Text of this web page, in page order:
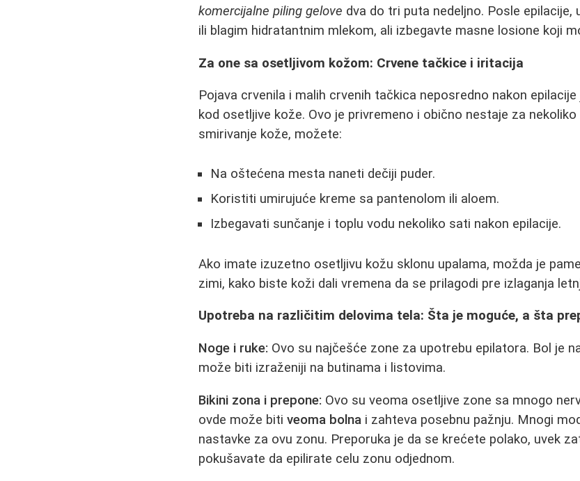
komercijalne piling gelove dva do tri puta nedeljno. Posle epilacije,
ili blagim hidratantnim mlekom, ali izbegavte masne losione koji
Za one sa osetljivom kožom: Crvene tačkice i iritacija
Pojava crvenila i malih crvenih tačkica neposredno nakon
kod osetljive kože. Ovo je privremeno i obično nestaje za
smirivanje kože, možete:
Na oštećena mesta naneti dečiji puder.
Koristiti umirujuće kreme sa pantenolom ili aloem.
Izbegavati sunčanje i toplu vodu nekoliko sati nakon epilacije.
Ako imate izuzetno osetljivu kožu sklonu upalama, možda je
zimi, kako biste koži dali vremena da se prilagodi pre izlaganja
Upotreba na različitim delovima tela: Šta je moguće, a šta
Noge i ruke: Ovo su najčešće zone za upotrebu epilatora. Bol je
može biti izraženiji na butinama i listovima.
Bikini zona i prepone: Ovo su veoma osetljive zone sa mnogo
ovde može bitiveoma bolna i zahteva posebnu pažnju. Mnogi
nastavke za ovu zonu. Preporuka je da se krećete polako, uvek
pokušavate da epilirate celu zonu odjednom.